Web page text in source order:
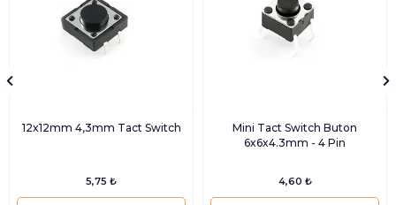
12x12mm 4,3mm Tact Switch
5,75 ₺
Mini Tact Switch Buton
6x6x4.3mm - 4 Pin
4,60 ₺